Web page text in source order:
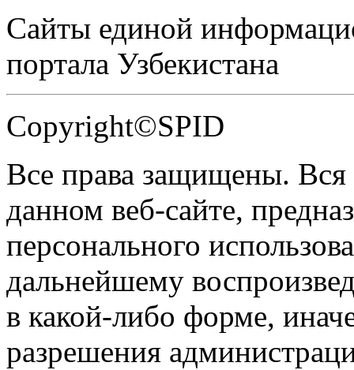
Сайты единой
портала Узбекистана
Copyright©SPID
Все права защищены.
данном веб-сайте,
персонального
дальнейшему
в какой-либо форме,
разрешения